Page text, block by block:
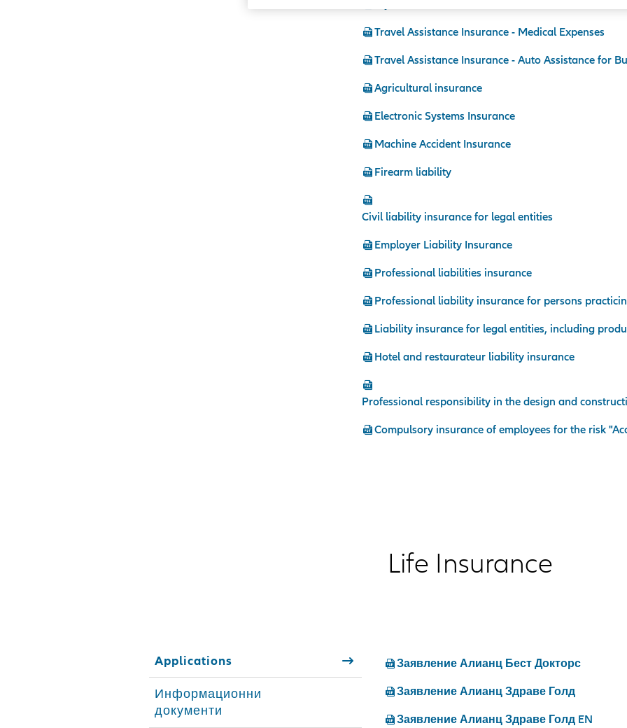
Travel Assistance Insurance - Medical Expenses
Travel Assistance Insurance - Auto Assistance for
Agricultural insurance
Electronic Systems Insurance
Machine Accident Insurance
Firearm liability
Civil liability insurance for legal entities
Employer Liability Insurance
Professional liabilities insurance
Professional liability insurance for persons
Liability insurance for legal entities, including
Hotel and restaurateur liability insurance
Professional responsibility in the design and
Compulsory insurance of employees for the risk
Life Insurance
Applications
Информационни
документи
Заявление Алианц Бест Докторс
Заявление Алианц Здраве Голд
Заявление Алианц Здраве Голд EN